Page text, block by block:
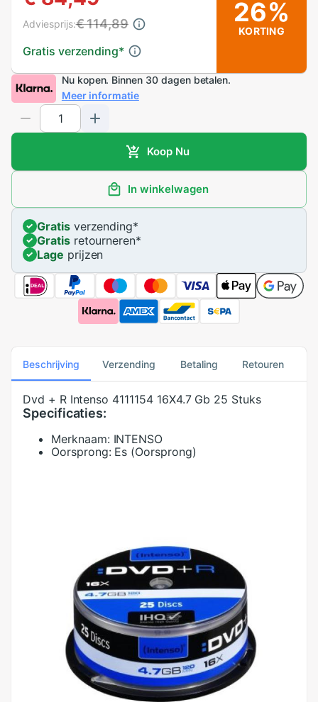
Gratis verzending*
Adviesprijs:€ 114,89 26%
KORTING
Nu kopen. Binnen 30 dagen betalen.
Meer informatie
Koop Nu
In winkelwagen
Gratisverzending*
Gratisretourneren*
Lage prijzen
Beschrijving Verzending Betaling Retouren
Dvd + R Intenso 4111154 16X4.7 Gb 25 Stuks
Specificaties:
Merknaam: INTENSO
Oorsprong: Es (Oorsprong)